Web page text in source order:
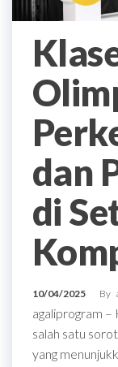
dan
di
10/04/2025 By
agaliprogram –
salah satu
yang